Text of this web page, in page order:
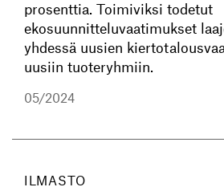
prosenttia. Toimiviksi todetut
ekosuunnitteluvaatimukset
yhdessä uusien
uusiin tuoteryhmiin.
05/2024
ILMASTO